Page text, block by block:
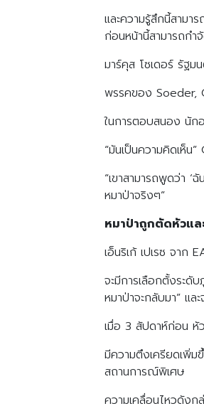
และความรู้สึกนี้สามา
ก่อนหน้านี้สามารถกำ
มาร์คุส โซเดอร์ รัฐม
พรรคของ Soeder,
ในการตอบสนอง นัก
“มันเป็นความคิดเห็
“เขาสามารถพูดว่า
หมาป่าจริงๆ”
หมาป่าถูกตัดหัวแล
เอ็นริเก้ เปเรซ จาก
จะมีการเลือกตั้งระดั
หมาป่าจะกลับมา” แ
เมื่อ 3 สัปดาห์ก่อน หั
มีความตึงเครียดเพิ่ม
สถานการณ์พิเศษ
ความเคลื่อนไหวดังก